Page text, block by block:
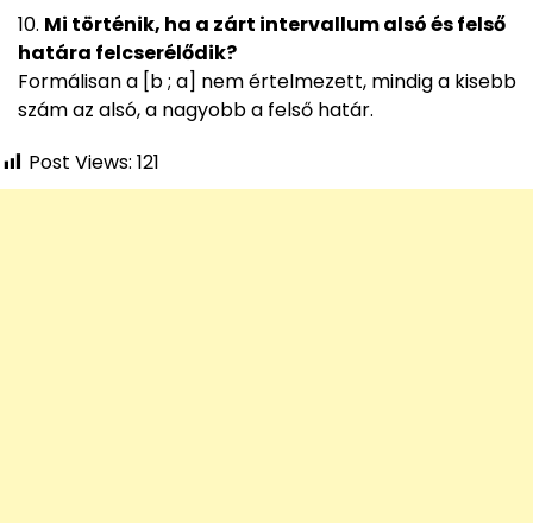
Mi történik, ha a zárt intervallum alsó és felső
határa felcserélődik?
Formálisan a [b ; a] nem értelmezett, mindig a kisebb
szám az alsó, a nagyobb a felső határ.
Post Views: 121